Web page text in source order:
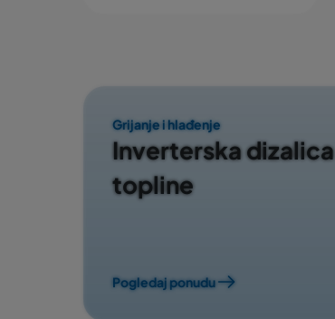
Grijanje i hlađenje
Inverterska dizalica
topline
Pogledaj ponudu